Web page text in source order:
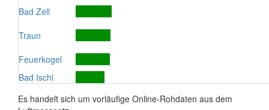
Bad Zell
Traun
Feuerkogel
Bad Ischl
Es handelt sich um vorläufige Online-Rohdaten aus dem